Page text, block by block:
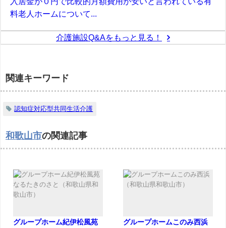
料老人ホームについて...
介護施設Q&Aをもっと見る！
関連キーワード
認知症対応型共同生活介護
和歌山市の関連記事
グループホーム紀伊松風苑 グループホームこのみ西浜